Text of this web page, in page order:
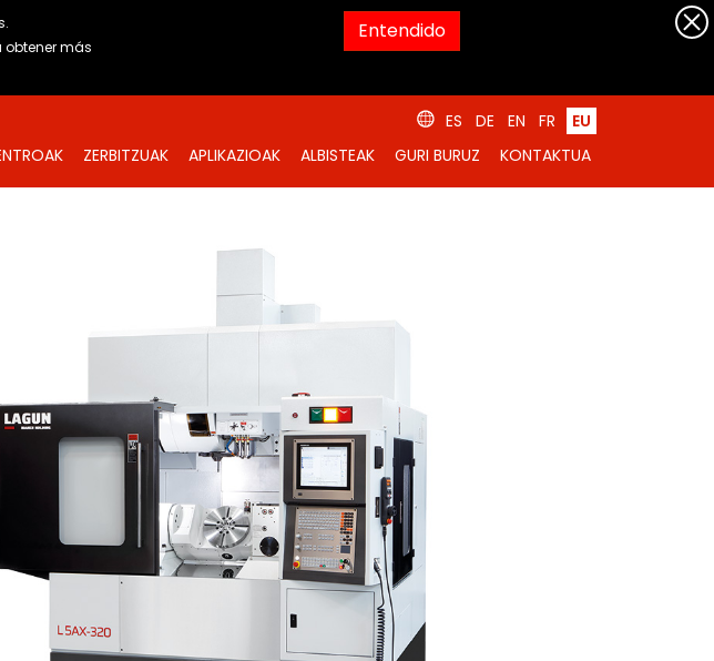
más
Entendido
ES DE EN FR
EU
ZERBITZUAK APLIKAZIOAK ALBISTEAK GURI BURUZ KONTAKTUA